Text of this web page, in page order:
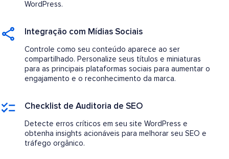
WordPress.
Integração com Mídias Sociais
Controle como seu conteúdo aparece ao ser
compartilhado. Personalize seus títulos e miniaturas
para as principais plataformas sociais para aumentar o
engajamento e o reconhecimento da marca.
Checklist de Auditoria de SEO
Detecte erros críticos em seu site WordPress e
obtenha insights acionáveis para melhorar seu SEO e
tráfego orgânico.